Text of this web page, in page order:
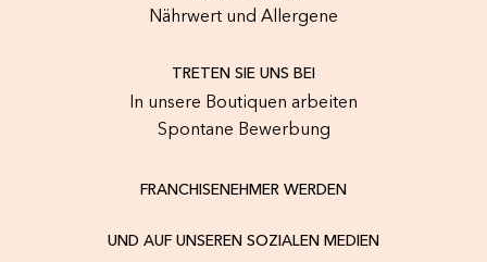
Nährwert und Allergene
TRETEN SIE UNS BEI
In unsere Boutiquen arbeiten
Spontane Bewerbung
FRANCHISENEHMER WERDEN
UND AUF UNSEREN SOZIALEN MEDIEN